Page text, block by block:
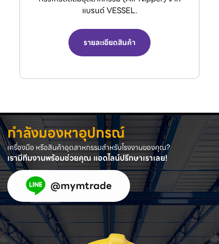
อากาศ
รายละเอียดสินค้า
กำลังมองหาอุปกรณ์
เครื่องมือ หรือสินค้าอุตสาหกรรมสำหรับโรงงานของคุณ?
เรามีทีมงานพร้อมช่วยคุณ แอดไลน์ปรึกษาเราเลย!
@mymtrade